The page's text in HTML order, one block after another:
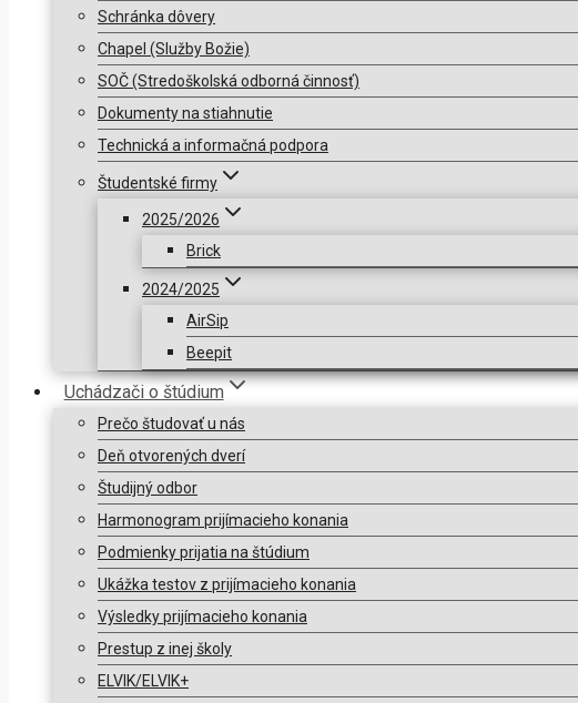
Schránka dôvery
Chapel (Služby Božie)
SOČ (Stredoškolská odborná činnosť)
Dokumenty na stiahnutie
Technická a informačná podpora
Študentské firmy
2025/2026
Brick
2024/2025
AirSip
Beepit
Uchádzači o štúdium
Prečo študovať u nás
Deň otvorených dverí
Študijný odbor
Harmonogram prijímacieho konania
Podmienky prijatia na štúdium
Ukážka testov z prijímacieho konania
Výsledky prijímacieho konania
Prestup z inej školy
ELVIK/ELVIK+